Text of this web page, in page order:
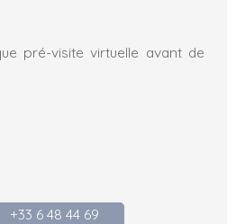
pré-visite virtuelle avant de
+33 6 48 44 69